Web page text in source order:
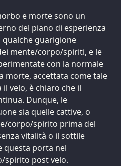
e morte sono un
del piano di esperienza
qualche guarigione
mente/corpo/spiriti, e le
con la normale
morte, accettata come tale
velo, è chiaro che il
Dunque, le
sia quelle cattive, o
corpo/spirito prima del
vitalità o il sottile
questa porta nel
spirito post velo.